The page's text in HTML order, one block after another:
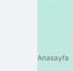
Anasayfa